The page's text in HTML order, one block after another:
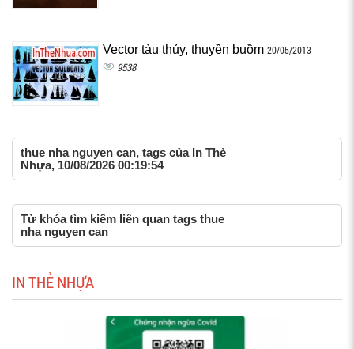
Vector tàu thủy, thuyền buồm 20/05/2013
9538
thue nha nguyen can, tags của In Thẻ
Nhựa, 10/08/2026 00:19:54
Từ khóa tìm kiếm liên quan tags thue
nha nguyen can
IN THẺ NHỰA